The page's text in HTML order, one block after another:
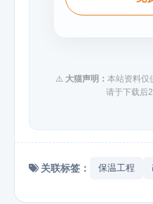
⚠️ 大猫声明： 本站资料仅
请于下载后
关联标签： 保温工程